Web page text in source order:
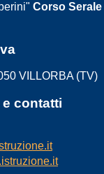
Corso Serale
VILLORBA (TV)
contatti